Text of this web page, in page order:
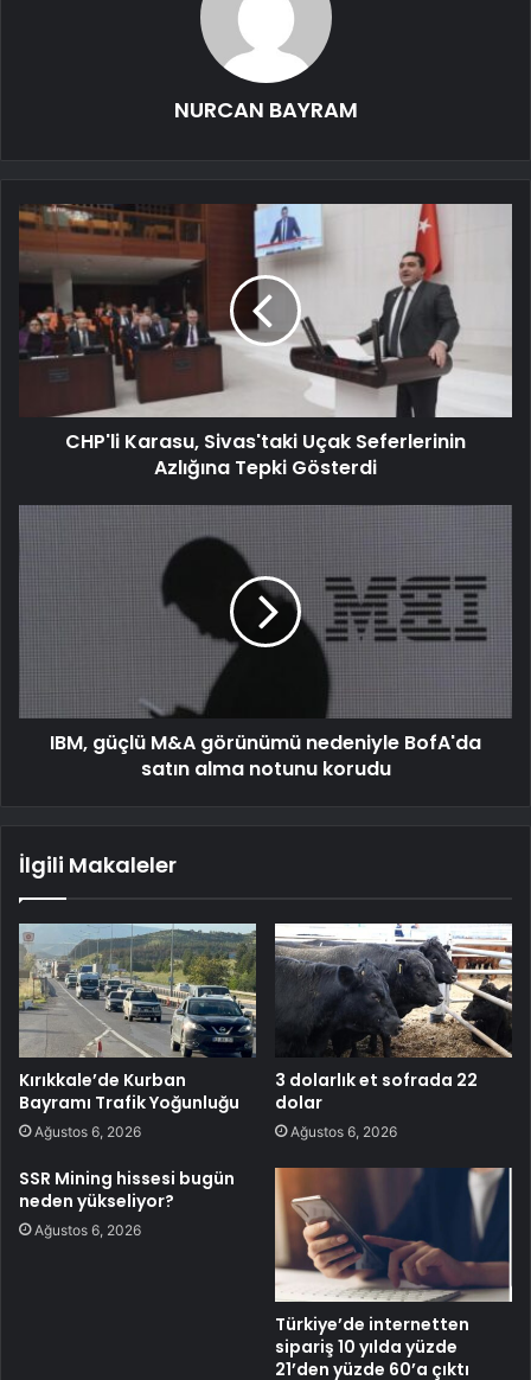
NURCAN BAYRAM
CHP'li Karasu, Sivas'taki Uçak Seferlerinin
Azlığına Tepki Gösterdi
IBM, güçlü M&A görünümü nedeniyle BofA'da
satın alma notunu korudu
İlgili Makaleler
Kırıkkale’de Kurban
Bayramı Trafik Yoğunluğu
Ağustos 6, 2026
3 dolarlık et sofrada 22
dolar
Ağustos 6, 2026
SSR Mining hissesi bugün
neden yükseliyor?
Ağustos 6, 2026
Türkiye’de internetten
sipariş 10 yılda yüzde
21’den yüzde 60’a çıktı